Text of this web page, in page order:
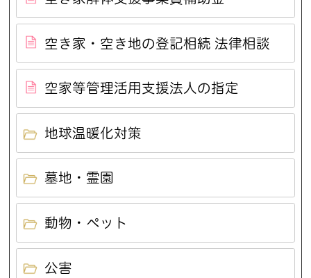
空き家・空き地の登記相続 法律相談
空家等管理活用支援法人の指定
地球温暖化対策
墓地・霊園
動物・ペット
公害